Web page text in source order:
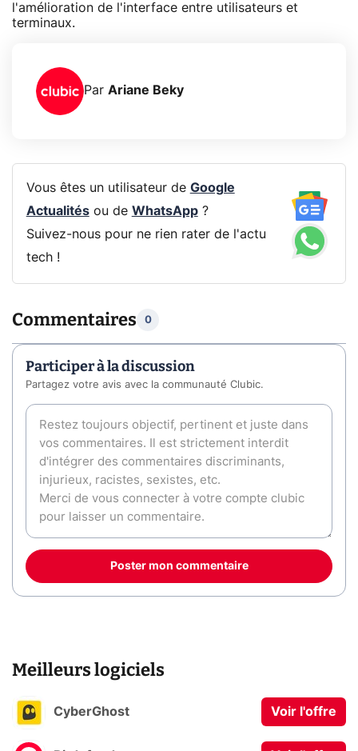
l'amélioration de l'interface entre utilisateurs et
terminaux.
Par Ariane Beky
Vous êtes un utilisateur de Google
Actualitésou de WhatsApp?
Suivez-nous pour ne rien rater de l'actu
tech !
Commentaires 0
Participer à la discussion
Partagez votre avis avec la communauté Clubic.
Poster mon commentaire
Meilleurs logiciels
CyberGhost Voir l'offre